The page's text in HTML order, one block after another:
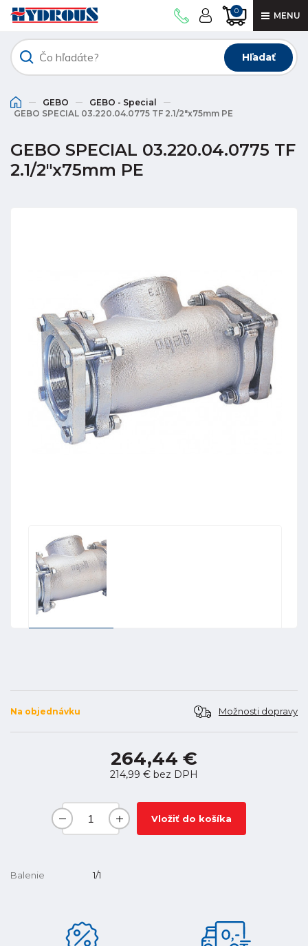
0 MENU
Hľadať
GEBO
GEBO - Special
GEBO SPECIAL 03.220.04.0775 TF 2.1/2"x75mm PE
GEBO SPECIAL 03.220.04.0775 TF
2.1/2"x75mm PE
Na objednávku Možnosti dopravy
264,44 €
214,99 € bez DPH
Vložiť do košíka
Balenie 1/1